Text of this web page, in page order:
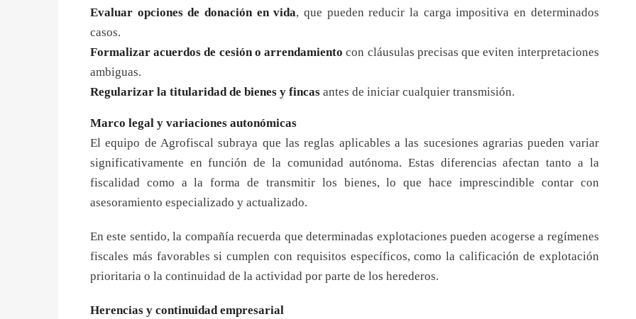
Evaluar opciones de donación en vida, que pueden reducir la carga impositiva en determinados
casos.
Formalizar acuerdos de cesión o arrendamiento con cláusulas precisas que eviten interpretaciones
ambiguas.
Regularizar la titularidad de bienes y fincas antes de iniciar cualquier transmisión.
Marco legal y variaciones autonómicas
El equipo de Agrofiscal subraya que las reglas aplicables a las sucesiones agrarias pueden variar
significativamente en función de la comunidad autónoma. Estas diferencias afectan tanto a la
fiscalidad como a la forma de transmitir los bienes, lo que hace imprescindible contar con
asesoramiento especializado y actualizado.
En este sentido, la compañía recuerda que determinadas explotaciones pueden acogerse a regímenes
fiscales más favorables si cumplen con requisitos específicos, como la calificación de explotación
prioritaria o la continuidad de la actividad por parte de los herederos.
Herencias y continuidad empresarial